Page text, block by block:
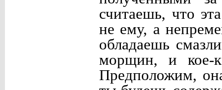
считаешь, что
не ему, а
обладаешь
морщин, и кое-
Предположим,